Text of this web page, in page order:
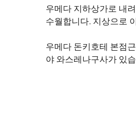
우메다 지하상가로 내
수월합니다. 지상으로
우메다 돈키호테 본점
야 와스레나구사가 있